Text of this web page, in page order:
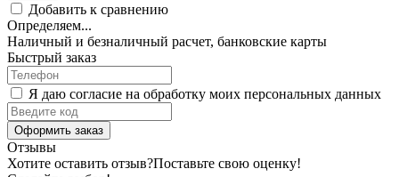
Добавить к сравнению
Определяем...
Наличный и безналичный расчет, банковские карты
Быстрый заказ
Я даю согласие на обработку моих персональных данных
Оформить заказ
Отзывы
Хотите оставить отзыв?Поставьте свою оценку!